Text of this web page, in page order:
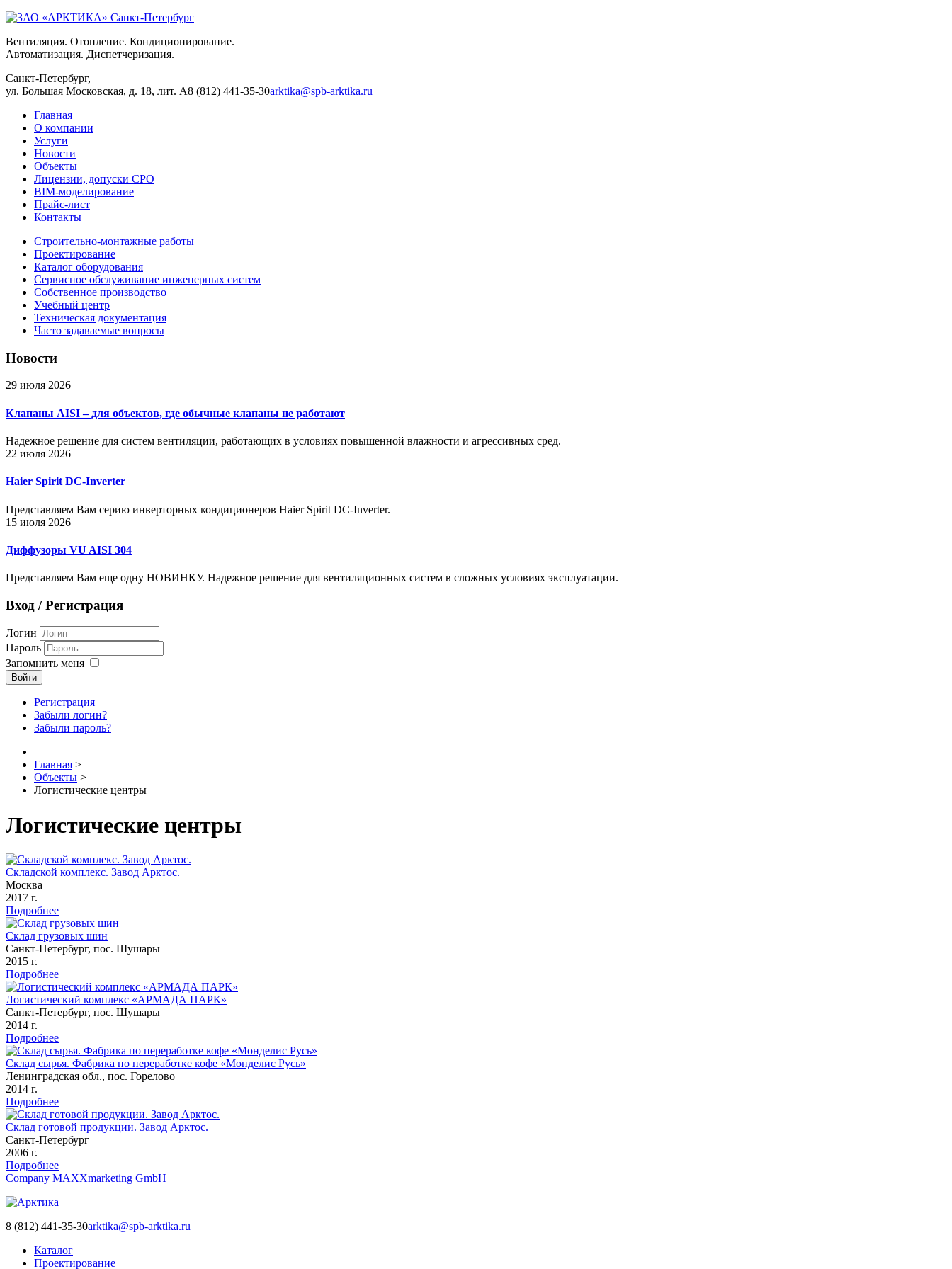
Вентиляция. Отопление. Кондиционирование.
Автоматизация. Диспетчеризация.
Санкт-Петербург,
ул. Большая Московская, д. 18, лит. А8 (812) 441-35-30arktika@spb-arktika.ru
Главная
О компании
Услуги
Новости
Объекты
Лицензии, допуски СРО
BIM-моделирование
Прайс-лист
Контакты
Строительно-монтажные работы
Проектирование
Каталог оборудования
Сервисное обслуживание инженерных систем
Собственное производство
Учебный центр
Техническая документация
Часто задаваемые вопросы
Новости
29 июля 2026
Клапаны AISI – для объектов, где обычные клапаны не работают
Надежное решение для систем вентиляции, работающих в условиях повышенной влажности и агрессивных сред.
22 июля 2026
Haier Spirit DC-Inverter
Представляем Вам серию инверторных кондиционеров Haier Spirit DC-Inverter.
15 июля 2026
Диффузоры VU AISI 304
Представляем Вам еще одну НОВИНКУ. Надежное решение для вентиляционных систем в сложных условиях эксплуатации.
Вход / Регистрация
Логин
Пароль
Запомнить меня
Войти
Регистрация
Забыли логин?
Забыли пароль?
Главная >
Объекты >
Логистические центры
Логистические центры
Складской комплекс. Завод Арктос.
Москва
2017 г.
Подробнее
Склад грузовых шин
Санкт-Петербург, пос. Шушары
2015 г.
Подробнее
Логистический комплекс «АРМАДА ПАРК»
Санкт-Петербург, пос. Шушары
2014 г.
Подробнее
Склад сырья. Фабрика по переработке кофе «Монделис Русь»
Ленинградская обл., пос. Горелово
2014 г.
Подробнее
Склад готовой продукции. Завод Арктос.
Санкт-Петербург
2006 г.
Подробнее
Company MAXXmarketing GmbH
8 (812) 441-35-30arktika@spb-arktika.ru
Каталог
Проектирование